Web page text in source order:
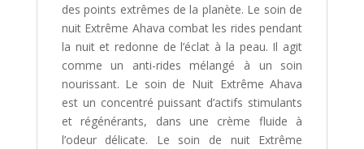
des points extrêmes de la planète. Le soin de
nuit Extrême Ahava combat les rides pendant
la nuit et redonne de l’éclat à la peau. Il agit
comme un anti-rides mélangé à un soin
nourissant. Le soin de Nuit Extrême Ahava
est un concentré puissant d’actifs stimulants
et régénérants, dans une crème fluide à
l’odeur délicate. Le soin de nuit Extrême